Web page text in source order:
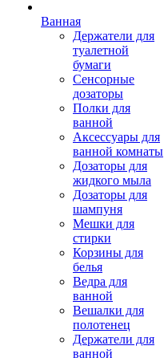
Ванная
Держатели для
туалетной
бумаги
Сенсорные
дозаторы
Полки для
ванной
Аксессуары для
ванной комнаты
Дозаторы для
жидкого мыла
Дозаторы для
шампуня
Мешки для
стирки
Корзины для
белья
Ведра для
ванной
Вешалки для
полотенец
Держатели для
ванной